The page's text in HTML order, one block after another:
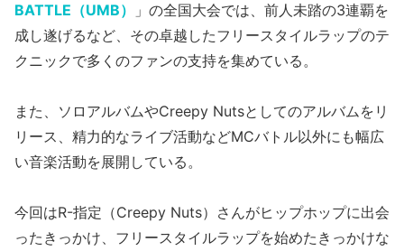
BATTLE（UMB）
」の全国大会では、前人未踏の3連覇を
成し遂げるなど、その卓越したフリースタイルラップのテ
クニックで多くのファンの支持を集めている。
また、ソロアルバムやCreepy Nutsとしてのアルバムをリ
リース、精力的なライブ活動などMCバトル以外にも幅広
い音楽活動を展開している。
今回はR-指定（Creepy Nuts）さんがヒップホップに出会
ったきっかけ、フリースタイルラップを始めたきっかけな